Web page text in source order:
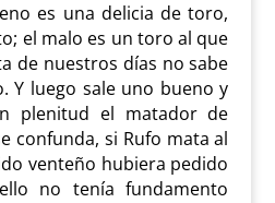
es una delicia de toro,
el malo es un toro al que
de nuestros días no sabe
Y luego sale uno bueno y
plenitud el matador de
confunda, si Rufo mata al
venteño hubiera pedido
no tenía fundamento